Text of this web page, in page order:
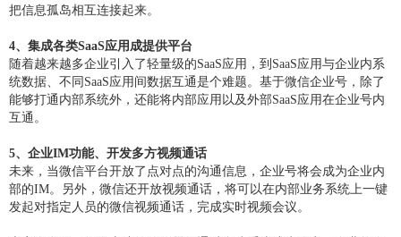
把信息孤岛相互连接起来。
4、集成各类SaaS应用成提供平台
随着越来越多企业引入了轻量级的SaaS应用，到SaaS应用与企业内系
统数据、不同SaaS应用间数据互通是个难题。基于微信企业号，除了
能够打通内部系统外，还能将内部应用以及外部SaaS应用在企业号内
互通。
5、企业IM功能、开发多方视频通话
未来，当微信平台开放了点对点的沟通信息，企业号将会成为企业内
部的IM。另外，微信还开放视频通话，将可以在内部业务系统上一键
发起对指定人员的微信视频通话，完成实时视频会议。